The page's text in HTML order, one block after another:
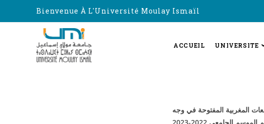
Bienvenue À L'Université Moulay Ismaïl
ACCUEIL UNIVERSITE
المغربية المفتوحة في وجه